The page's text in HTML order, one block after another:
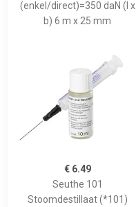
(enkel/direct)=350 daN (l x
b) 6 m x 25 mm
€ 6.49
Seuthe 101
Stoomdestillaat (*101)